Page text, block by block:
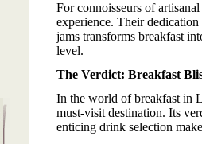
For connoisseurs of
experience. Their
jams transforms breakfast
level.
The Verdict: Breakfast
In the world of breakfast in
must-visit destination. Its
enticing drink selection